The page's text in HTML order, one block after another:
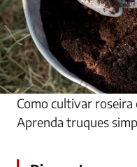
Como cultivar
Aprenda truques